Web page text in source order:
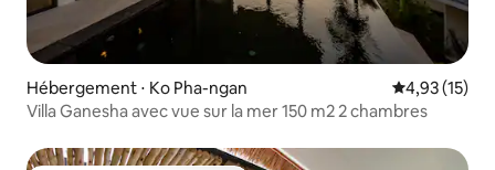
Hébergement ⋅ Ko Pha-ngan Évaluation
4,93 (15)
Villa Ganesha avec vue sur la mer 150 m2 2 chambres